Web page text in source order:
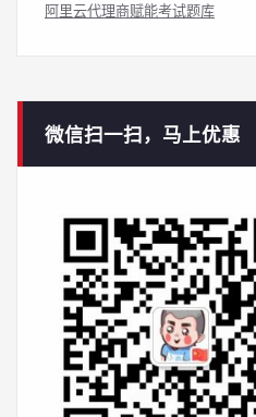
阿里云代理商赋能考试题库
微信扫一扫，马上优惠